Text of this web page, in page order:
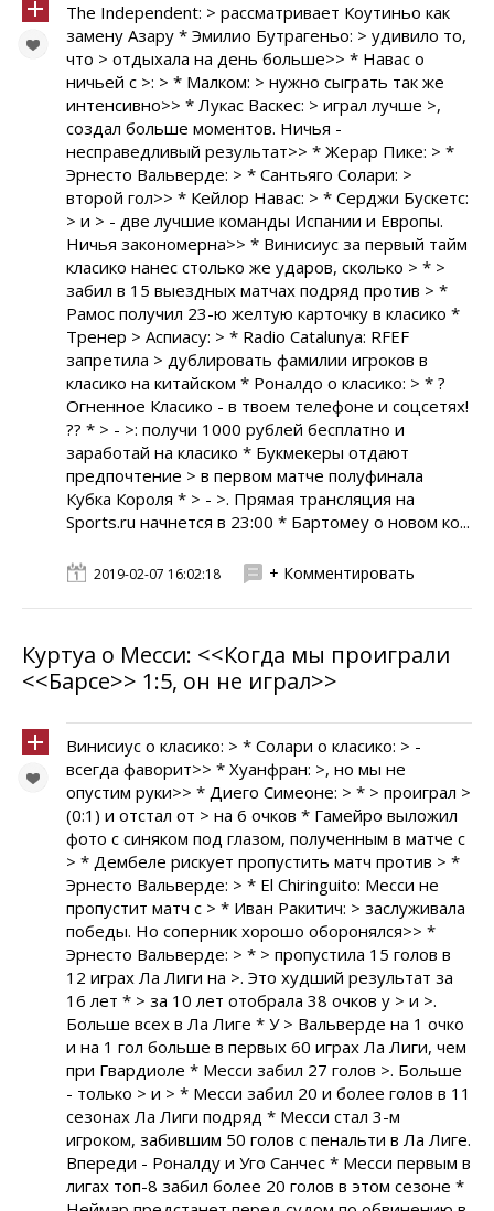
The Independent: > рассматривает Коутиньо как
замену Азару * Эмилио Бутрагеньо: > удивило то,
что > отдыхала на день больше>> * Навас о
ничьей с >: > * Малком: > нужно сыграть так же
интенсивно>> * Лукас Васкес: > играл лучше >,
создал больше моментов. Ничья -
несправедливый результат>> * Жерар Пике: > *
Эрнесто Вальверде: > * Сантьяго Солари: >
второй гол>> * Кейлор Навас: > * Серджи Бускетс:
> и > - две лучшие команды Испании и Европы.
Ничья закономерна>> * Винисиус за первый тайм
класико нанес столько же ударов, сколько > * >
забил в 15 выездных матчах подряд против > *
Рамос получил 23-ю желтую карточку в класико *
Тренер > Аспиасу: > * Radio Catalunya: RFEF
запретила > дублировать фамилии игроков в
класико на китайском * Роналдо о класико: > * ?
Огненное Класико - в твоем телефоне и соцсетях!
?? * > - >: получи 1000 рублей бесплатно и
заработай на класико * Букмекеры отдают
предпочтение > в первом матче полуфинала
Кубка Короля * > - >. Прямая трансляция на
Sports.ru начнется в 23:00 * Бартомеу о новом ко...
2019-02-07 16:02:18 + Комментировать
Куртуа о Месси: <<Когда мы проиграли
<<Барсе>> 1:5, он не играл>>
Винисиус о класико: > * Солари о класико: > -
всегда фаворит>> * Хуанфран: >, но мы не
опустим руки>> * Диего Симеоне: > * > проиграл >
(0:1) и отстал от > на 6 очков * Гамейро выложил
фото с синяком под глазом, полученным в матче с
> * Дембеле рискует пропустить матч против > *
Эрнесто Вальверде: > * El Chiringuito: Месси не
пропустит матч с > * Иван Ракитич: > заслуживала
победы. Но соперник хорошо оборонялся>> *
Эрнесто Вальверде: > * > пропустила 15 голов в
12 играх Ла Лиги на >. Это худший результат за
16 лет * > за 10 лет отобрала 38 очков у > и >.
Больше всех в Ла Лиге * У > Вальверде на 1 очко
и на 1 гол больше в первых 60 играх Ла Лиги, чем
при Гвардиоле * Месси забил 27 голов >. Больше
- только > и > * Месси забил 20 и более голов в 11
сезонах Ла Лиги подряд * Месси стал 3-м
игроком, забившим 50 голов с пенальти в Ла Лиге.
Впереди - Роналду и Уго Санчес * Месси первым в
лигах топ-8 забил более 20 голов в этом сезоне *